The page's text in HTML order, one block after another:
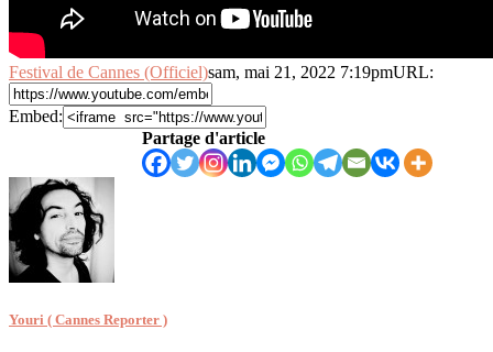
Festival de Cannes (Officiel)sam, mai 21, 2022 7:19pmURL:
Embed:
Partage d'article
Youri ( Cannes Reporter )